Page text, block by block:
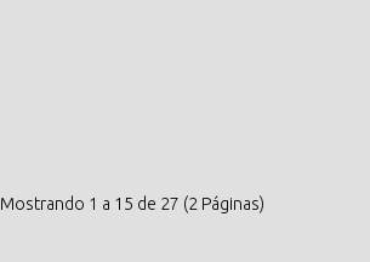
Mostrando 1 a 15 de 27 (2 Páginas)